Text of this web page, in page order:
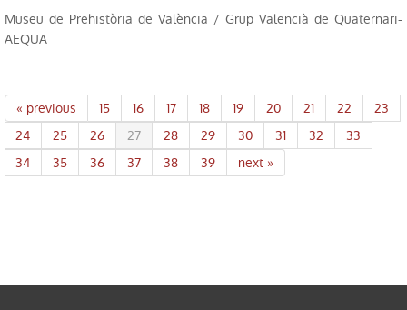
Museu de Prehistòria de València / Grup Valencià de Quaternari-
AEQUA
« previous 15 16 17 18 19 20 21 22
23
24
25 26 27 28 29 30 31 32
33
34
35 36 37 38 39 next »